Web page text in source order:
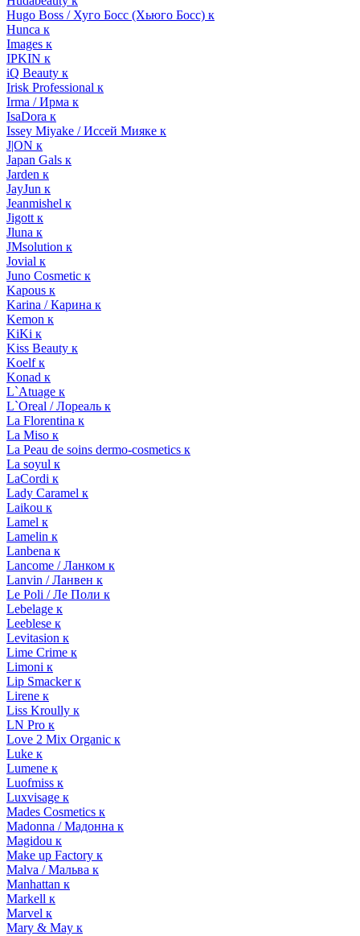
Hugo Boss / Хуго Босс (Хьюго Босс) к
Hunca к
Images к
IPKIN к
iQ Beauty к
Irisk Professional к
Irma / Ирма к
IsaDora к
Issey Miyake / Иссей Мияке к
J|ON к
Japan Gals к
Jarden к
JayJun к
Jeanmishel к
Jigott к
Jluna к
JMsolution к
Jovial к
Juno Cosmetic к
Kapous к
Karina / Карина к
Kemon к
KiKi к
Kiss Beauty к
Koelf к
Konad к
L`Atuage к
L`Oreal / Лореаль к
La Florentina к
La Miso к
La Peau de soins dermo-cosmetics к
La soyul к
LaCordi к
Lady Caramel к
Laikou к
Lamel к
Lamelin к
Lanbena к
Lancome / Ланком к
Lanvin / Ланвен к
Le Poli / Ле Поли к
Lebelage к
Leeblese к
Levitasion к
Lime Crime к
Limoni к
Lip Smacker к
Lirene к
Liss Kroully к
LN Pro к
Love 2 Mix Organic к
Luke к
Lumene к
Luofmiss к
Luxvisage к
Mades Cosmetics к
Madonna / Мадонна к
Magidou к
Make up Factory к
Malva / Мальва к
Manhattan к
Markell к
Marvel к
Mary & May к